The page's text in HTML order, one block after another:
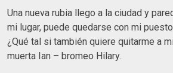
Una nueva rubia llego a la ciudad y
mi lugar, puede quedarse con mi
¿Qué tal si también quiere quitarme a
muerta Ian – bromeo Hilary.